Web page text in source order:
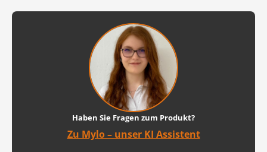
Haben Sie Fragen zum Produkt?
Zu Mylo – unser KI Assistent